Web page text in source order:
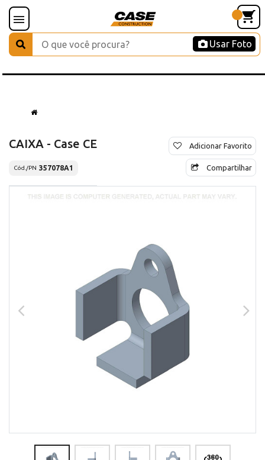
Usar Foto
CAIXA - Case CE
Cód./PN 357078A1
Adicionar Favorito
Compartilhar